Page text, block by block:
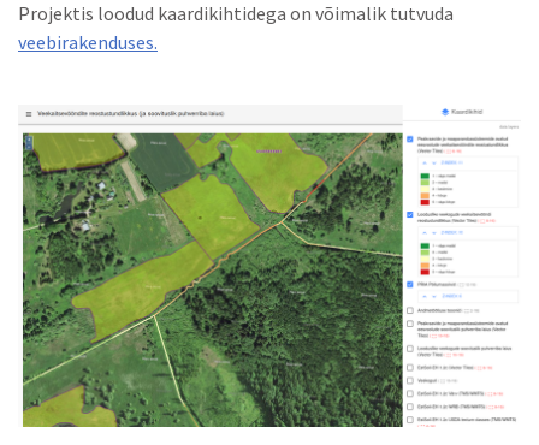
Projektis loodud kaardikihtidega on võimalik tutvuda
veebirakenduses.